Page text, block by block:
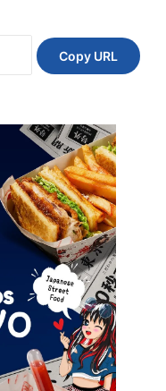
Copy URL